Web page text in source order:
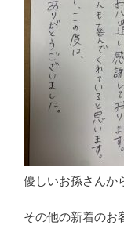
優しいお孫さんか
その他の新着のお